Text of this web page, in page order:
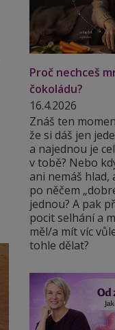
Proč nechceš
čokoládu?
16.4.2026
Znáš ten
že si dáš jen
a najednou je
v tobě? Nebo
ani nemáš hlad,
po něčem
jednou? A pak
pocit selhání a
měl/a mít víc
tohle dělat?